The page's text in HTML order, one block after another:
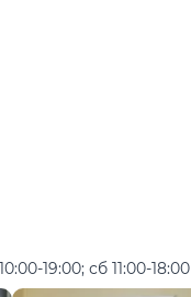
19:00; сб 11:00-18:00